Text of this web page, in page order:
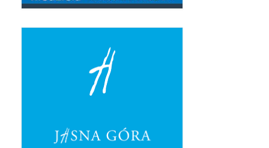
Pasterka 2019
Triduum St. Kostka 2019
Uroczystość Św. Jakuba Ap 2019